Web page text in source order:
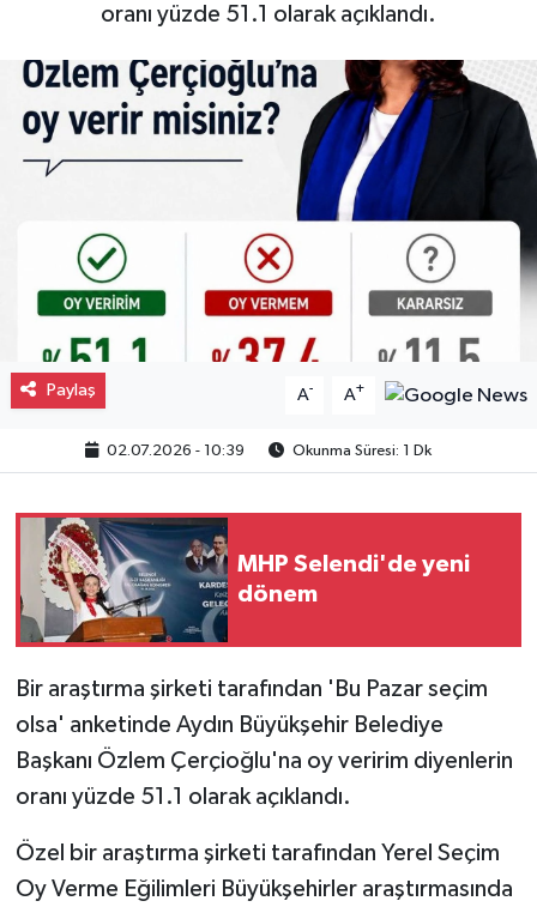
oranı yüzde 51.1 olarak açıklandı.
Paylaş A- A+
02.07.2026 - 10:39 Okunma Süresi: 1 Dk
MHP Selendi'de yeni
dönem
Bir araştırma şirketi tarafından 'Bu Pazar seçim
olsa' anketinde Aydın Büyükşehir Belediye
Başkanı Özlem Çerçioğlu'na oy veririm diyenlerin
oranı yüzde 51.1 olarak açıklandı.
Özel bir araştırma şirketi tarafından Yerel Seçim
Oy Verme Eğilimleri Büyükşehirler araştırmasında
Asayiş
Magazin
Gayrimenkul
Eğitim